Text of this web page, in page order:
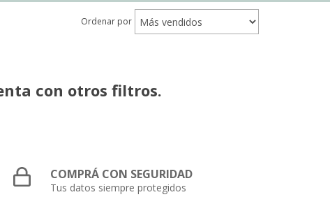
Ordenar por
con otros filtros.
COMPRÁ CON SEGURIDAD
Tus datos siempre protegidos